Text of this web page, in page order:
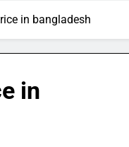
in bangladesh
in